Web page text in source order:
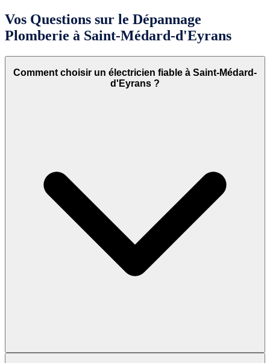
Vos Questions sur le Dépannage
Plomberie à Saint-Médard-d'Eyrans
Comment choisir un électricien fiable à Saint-Médard-
d'Eyrans ?